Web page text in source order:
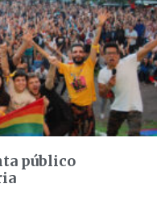
público